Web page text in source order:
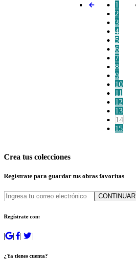
1
2
3
4
5
6
7
8
9
10
11
12
13
14
15
Crea tus colecciones
Regístrate para guardar tus obras favoritas
CONTINUAR
Regístrate con:
| | | |
¿Ya tienes cuenta?